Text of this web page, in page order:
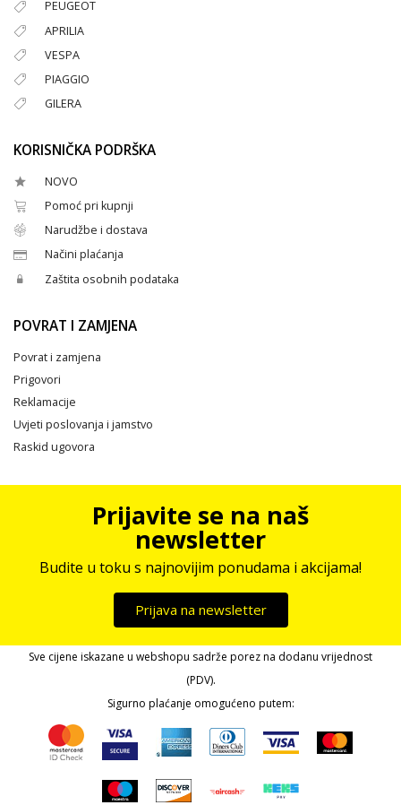
PEUGEOT
APRILIA
VESPA
PIAGGIO
GILERA
KORISNIČKA PODRŠKA
NOVO
Pomoć pri kupnji
Narudžbe i dostava
Načini plaćanja
Zaštita osobnih podataka
POVRAT I ZAMJENA
Povrat i zamjena
Prigovori
Reklamacije
Uvjeti poslovanja i jamstvo
Raskid ugovora
Prijavite se na naš
newsletter
Budite u toku s najnovijim ponudama i akcijama!
Prijava na newsletter
Sve cijene iskazane u webshopu sadrže porez na dodanu vrijednost
(PDV).
Sigurno plaćanje omogućeno putem: